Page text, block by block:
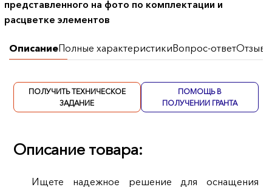
представленного на фото по комплектации и
расцветке элементов
ОписаниеПолные характеристикиВопрос-ответОтзывы
ПОЛУЧИТЬ ТЕХНИЧЕСКОЕ
ЗАДАНИЕ
ПОМОЩЬ В
ПОЛУЧЕНИИ ГРАНТА
Описание товара:
Ищете надежное решение для оснащения